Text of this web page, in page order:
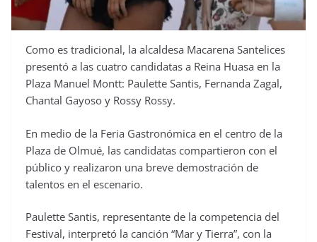
Como es tradicional, la alcaldesa Macarena Santelices
presentó a las cuatro candidatas a Reina Huasa en la
Plaza Manuel Montt: Paulette Santis, Fernanda Zagal,
Chantal Gayoso y Rossy Rossy.
En medio de la Feria Gastronómica en el centro de la
Plaza de Olmué, las candidatas compartieron con el
público y realizaron una breve demostración de
talentos en el escenario.
Paulette Santis, representante de la competencia del
Festival, interpretó la canción “Mar y Tierra”, con la